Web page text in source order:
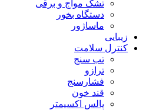
تشک مواج و برقی
دستگاه بخور
ماساژور
زیبایی
کنترل سلامت
تب سنج
ترازو
فشارسنج
قند خون
پالس اکسیمتر